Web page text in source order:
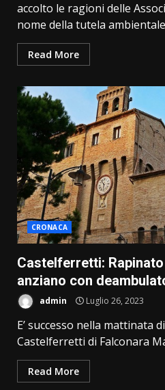
accolto le ragioni delle
nome della tutela ambientale.
Read More
CRONACA
Castelferretti:
anziano con
admin Luglio 26, 2023
E’ successo nella mattinata
Castelferretti di Falconara
Read More